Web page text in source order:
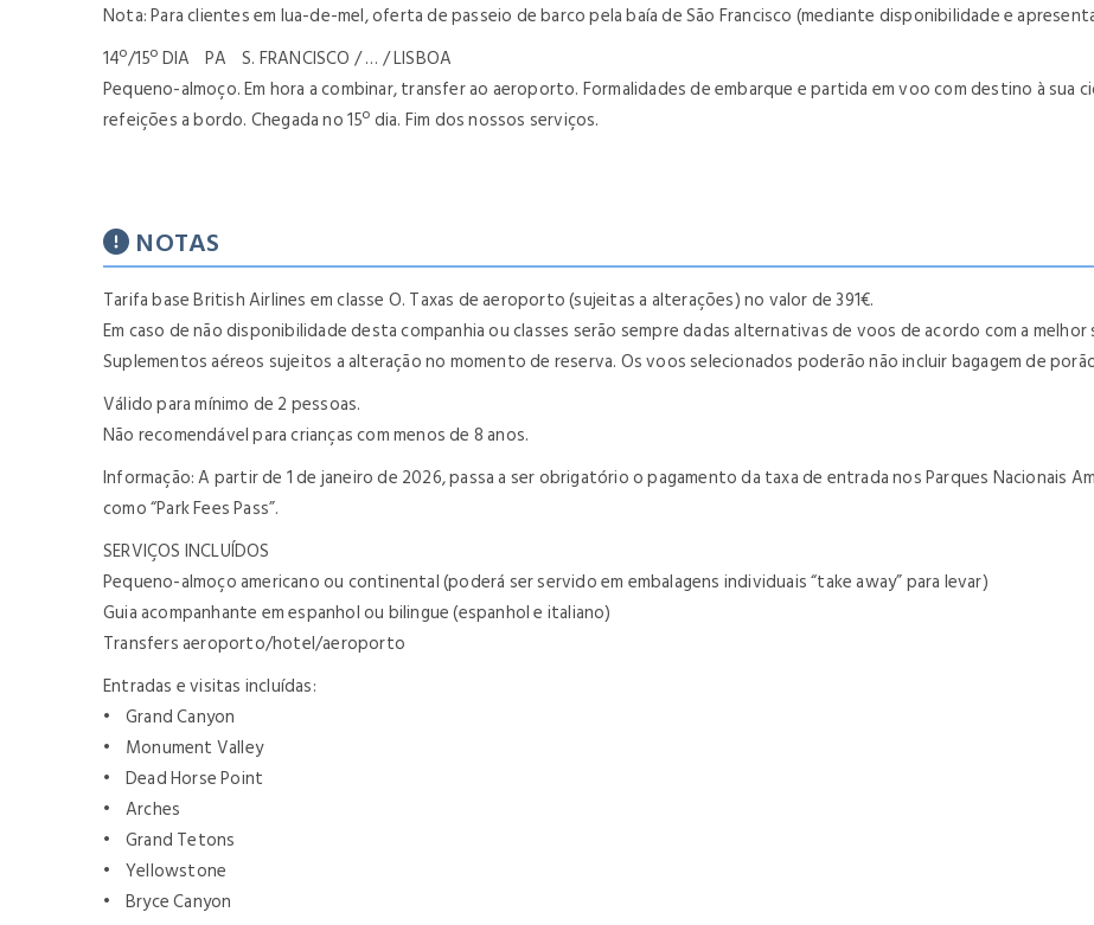
Nota: Para clientes em lua-de-mel, oferta de passeio de barco pela baía de São Francisco (mediante disponibilidade e
14º/15º DIA PA S. FRANCISCO / … / LISBOA
Pequeno-almoço. Em hora a combinar, transfer ao aeroporto. Formalidades de embarque e partida em voo com destino à sua
refeições a bordo. Chegada no 15º dia. Fim dos nossos serviços.
NOTAS
Tarifa base British Airlines em classe O. Taxas de aeroporto (sujeitas a alterações) no valor de 391€.
Em caso de não disponibilidade desta companhia ou classes serão sempre dadas alternativas de voos de acordo com a
Suplementos aéreos sujeitos a alteração no momento de reserva. Os voos selecionados poderão não incluir bagagem de
Válido para mínimo de 2 pessoas.
Não recomendável para crianças com menos de 8 anos.
Informação: A partir de 1 de janeiro de 2026, passa a ser obrigatório o pagamento da taxa de entrada nos Parques Nacionais
como “Park Fees Pass”.
SERVIÇOS INCLUÍDOS
Pequeno-almoço americano ou continental (poderá ser servido em embalagens individuais “take away” para levar)
Guia acompanhante em espanhol ou bilingue (espanhol e italiano)
Transfers aeroporto/hotel/aeroporto
Entradas e visitas incluídas:
• Grand Canyon
• Monument Valley
• Dead Horse Point
• Arches
• Grand Tetons
• Yellowstone
• Bryce Canyon